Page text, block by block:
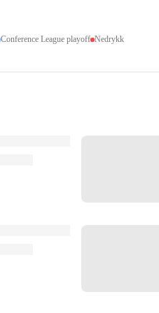
Conference League playoff Nedrykk